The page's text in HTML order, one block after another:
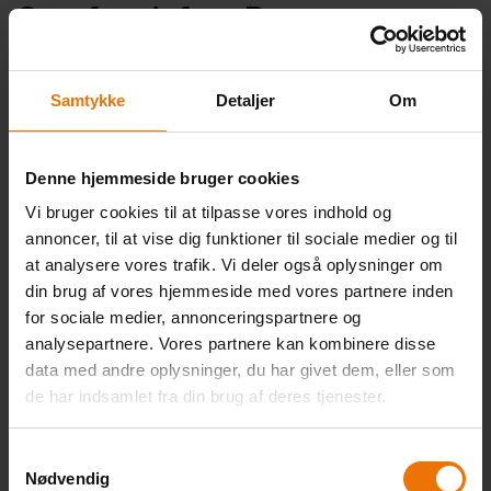
Samtykke Detaljer Om
Denne hjemmeside bruger cookies
Vi bruger cookies til at tilpasse vores indhold og
annoncer, til at vise dig funktioner til sociale medier og til
at analysere vores trafik. Vi deler også oplysninger om
din brug af vores hjemmeside med vores partnere inden
for sociale medier, annonceringspartnere og
analysepartnere. Vores partnere kan kombinere disse
data med andre oplysninger, du har givet dem, eller som
de har indsamlet fra din brug af deres tjenester.
Nødvendig
Samfundsfag, B
Om faget
Samfundsfag omhandler danske og internationale
samfundsforhold. Faget giver på et empirisk og teoretisk
dynamiske og komplekse kræfter – nationalt, regionalt og
globalt – der påvirker samfundsudviklingen. Ved at forbinde
den aktuelle samfundsmæssige udvikling med sociologiske,
økonomiske og politiske begreber kvalificeres elevernes
standpunkter, handlemuligheder og viden, og eleverne opnår
almendannelse og studiekompetence.Find hele læreplanen
her.
OBS angående SU-timer:
OBS: Der er løbende optag, derfor kan antal SU-timer på
nethold variere alt efter DIN startdato.Kontakt vejledningen
Eksamen består af en mundtlig prøve.
Læs mere om eksamen i